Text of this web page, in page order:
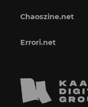
Chaoszine.net
Errori.net